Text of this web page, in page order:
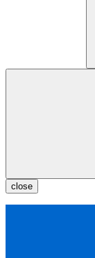
close